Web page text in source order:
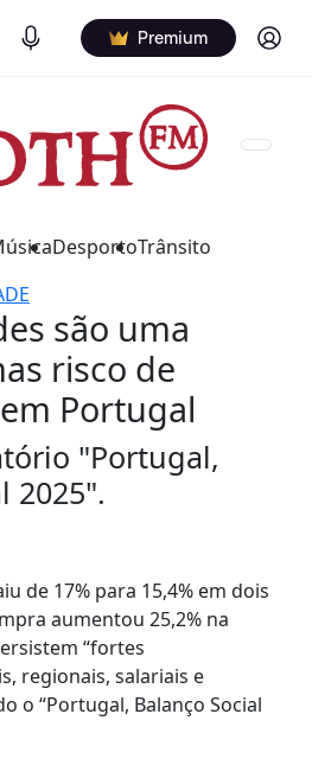
Podcasts Premium Log in
DesportoTrânsito
são uma
risco de
Portugal
"Portugal,
2025".
de 17% para 15,4% em dois
aumentou 25,2% na
“fortes
regionais, salariais e
o “Portugal, Balanço Social